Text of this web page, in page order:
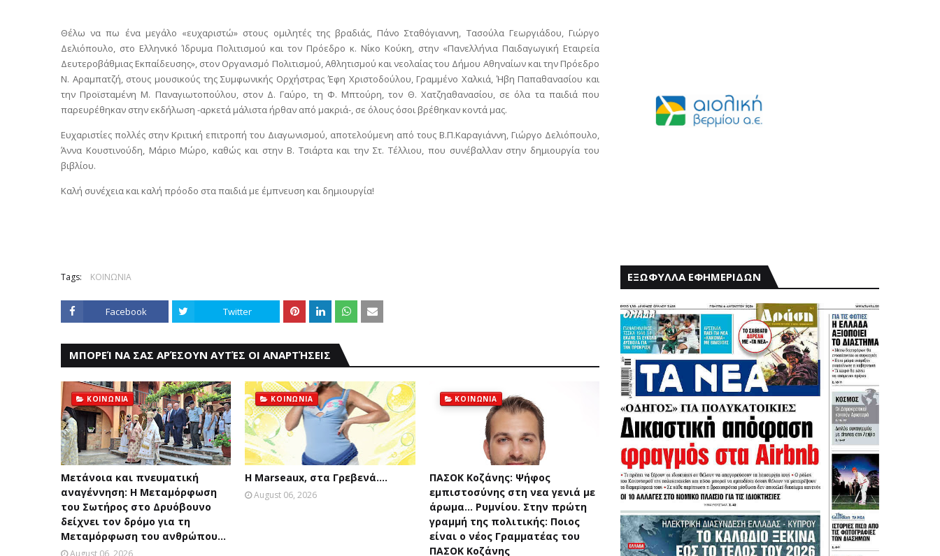
Θέλω να πω ένα μεγάλο «ευχαριστώ» στους ομιλητές της βραδιάς, Πάνο Σταθόγιαννη, Τασούλα Γεωργιάδου, Γιώργο
Δελιόπουλο, στο Ελληνικό Ίδρυμα Πολιτισμού και τον Πρόεδρο κ. Νίκο Κούκη, στην «Πανελλήνια Παιδαγωγική Εταιρεία
Δευτεροβάθμιας Εκπαίδευσης», στον Οργανισμό Πολιτισμού, Αθλητισμού και νεολαίας του Δήμου Αθηναίων και την Πρόεδρο
Ν. Αραμπατζή, στους μουσικούς της Συμφωνικής Ορχήστρας Έφη Χριστοδούλου, Γραμμένο Χαλκιά, Ήβη Παπαθανασίου και
την Προϊσταμένη Μ. Παναγιωτοπούλου, στον Δ. Γαύρο, τη Φ. Μπτούρη, τον Θ. Χατζηαθανασίου, σε όλα τα παιδιά που
παρευρέθηκαν στην εκδήλωση -αρκετά μάλιστα ήρθαν από μακριά-, σε όλους όσοι βρέθηκαν κοντά μας.
Ευχαριστίες πολλές στην Κριτική επιτροπή του Διαγωνισμού, αποτελούμενη από τους Β.Π.Καραγιάννη, Γιώργο Δελιόπουλο,
Άννα Κουστινούδη, Μάριο Μώρο, καθώς και στην Β. Τσιάρτα και την Στ. Τέλλιου, που συνέβαλλαν στην δημιουργία του
βιβλίου.
Καλή συνέχεια και καλή πρόοδο στα παιδιά με έμπνευση και δημιουργία!
Tags: ΚΟΙΝΩΝΙΑ
Facebook Twitter
ΜΠΟΡΕΊ ΝΑ ΣΑΣ ΑΡΈΣΟΥΝ ΑΥΤΈΣ ΟΙ ΑΝΑΡΤΉΣΕΙΣ
ΚΟΙΝΩΝΙΑ
Μετάνοια και πνευματική
αναγέννηση: Η Μεταμόρφωση
του Σωτήρος στο Δρυόβουνο
δείχνει τον δρόμο για τη
Μεταμόρφωση του ανθρώπου...
ΚΟΙΝΩΝΙΑ
Η Marseaux, στα Γρεβενά….
August 06, 2026
ΚΟΙΝΩΝΙΑ
ΠΑΣΟΚ Κοζάνης: Ψήφος
εμπιστοσύνης στη νεα γενιά με
άρωμα... Ρυμνίου. Στην πρώτη
γραμμή της πολιτικής: Ποιος
είναι ο νέος Γραμματέας του
ΠΑΣΟΚ Κοζάνης
ΕΞΩΦΥΛΛΑ ΕΦΗΜΕΡΙΔΩΝ